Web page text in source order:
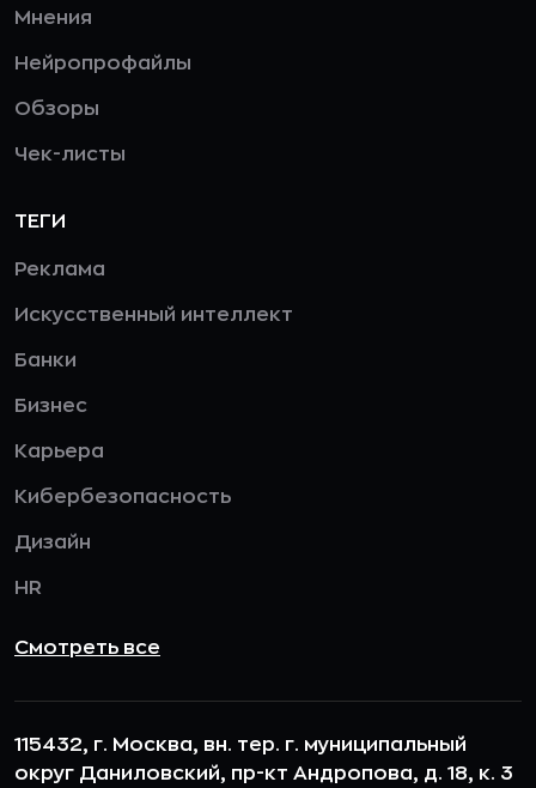
Мнения
Нейропрофайлы
Обзоры
Чек-листы
ТЕГИ
Реклама
Искусственный интеллект
Банки
Бизнес
Карьера
Кибербезопасность
Дизайн
HR
Смотреть все
115432, г. Москва, вн. тер. г. муниципальный
округ Даниловский, пр-кт Андропова, д. 18, к. 3